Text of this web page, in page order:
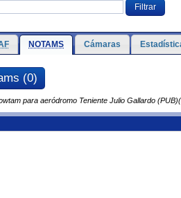
NOTAMS Cámaras
(0)
para aeródromo Teniente Julio Gallardo